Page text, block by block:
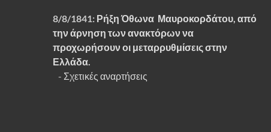
8/8/1841: Ρήξη Όθωνα  Μαυροκορδάτου, από
την άρνηση των ανακτόρων να
προχωρήσουν οι μεταρρυθμίσεις στην
Ελλάδα.
- Σχετικές αναρτήσεις